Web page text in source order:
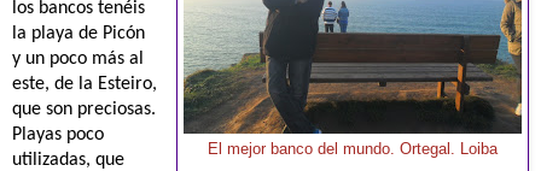
El mejor banco del mundo. Ortegal. Loiba
los bancos tenéis
la playa de Picón
y un poco más al
este, de la Esteiro,
que son preciosas.
Playas poco
utilizadas, que